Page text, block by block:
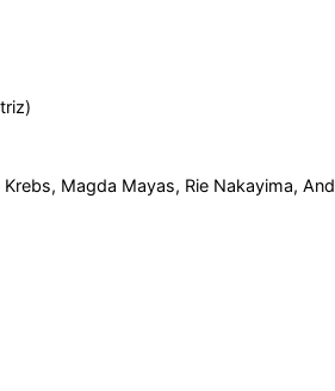
Magda Mayas, Rie Nakayima,